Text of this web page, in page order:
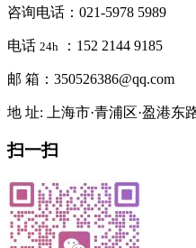
咨询电话：021-5978 5989
电话 24h ：152 2144 9185
邮 箱：350526386@qq.com
地 址: 上海市·青浦区·盈港东
扫一扫